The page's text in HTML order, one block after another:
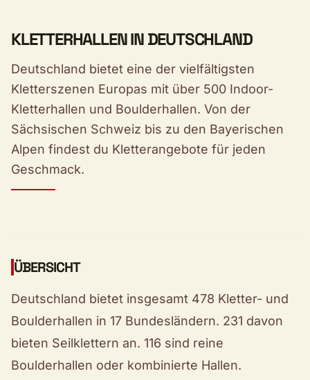
KLETTERHALLEN IN DEUTSCHLAND
Deutschland bietet eine der vielfältigsten
Kletterszenen Europas mit über 500 Indoor-
Kletterhallen und Boulderhallen. Von der
Sächsischen Schweiz bis zu den Bayerischen
Alpen findest du Kletterangebote für jeden
Geschmack.
ÜBERSICHT
Deutschland bietet insgesamt 478 Kletter- und
Boulderhallen in 17 Bundesländern. 231 davon
bieten Seilklettern an. 116 sind reine
Boulderhallen oder kombinierte Hallen.